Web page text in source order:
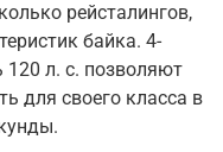
рейсталингов,
байка. 4-
120 л. с. позволяют
для своего класса в